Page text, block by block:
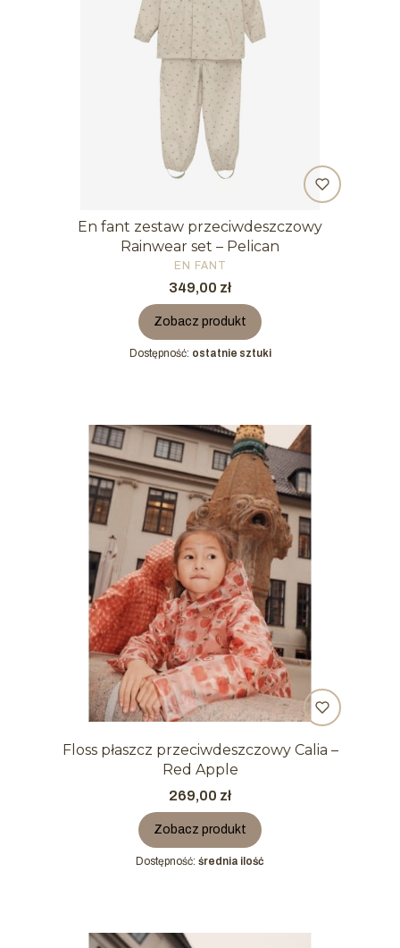
En fant zestaw przeciwdeszczowy
Rainwear set – Pelican
PRODUCENT
EN FANT
Cena
349,00 zł
Zobacz produkt
Dostępność: ostatnie sztuki
Floss płaszcz przeciwdeszczowy Calia –
Red Apple
Cena
269,00 zł
Zobacz produkt
Dostępność: średnia ilość